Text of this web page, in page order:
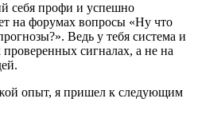
себя профи и успешно
на форумах вопросы «Ну что
Ведь у тебя система и
сигналах, а не на
опыт, я пришел к следующим